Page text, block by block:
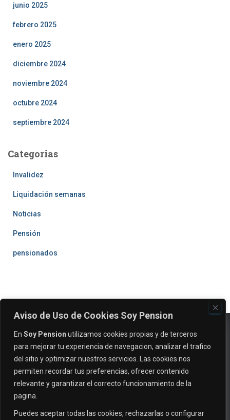
Aviso de Uso de Cookies Soy Pension
En Soy Pension utilizamos cookies propias y de terceros
para mejorar tu experiencia de navegacion, analizar el trafico
del sitio y optimizar nuestros servicios. Las cookies nos
permiten recordar tus preferencias, ofrecer contenido
relevante y garantizar el correcto funcionamiento de la
pagina.
Puedes aceptar todas las cookies, rechazarlas o configurar
junio 2025
febrero 2025
enero 2025
diciembre 2024
noviembre 2024
octubre 2024
septiembre 2024
Categorias
Invalidez
Liquidación semanas
Noticias
Pensión
pensionados